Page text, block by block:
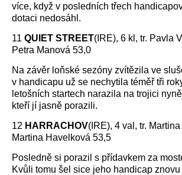
více, když v posledních třech
dotaci nedosáhl.
11 QUIET STREET(IRE), 6 kl, tr. Pavla
Petra Manová 53,0
Na závěr loňské sezóny zvítězila ve
v handicapu už se nechytila téměř tři
letošních startech narazila na trojici
kteří jí jasně porazili.
12 HARRACHOV(IRE), 4 val, tr.
Martina Havelková 53,5
Posledně si porazil s přídavkem za
Kvůli tomu šel sice jeho handicap